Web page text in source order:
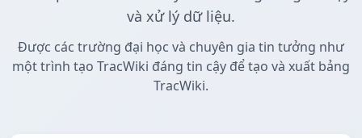
và xử lý dữ liệu.
Được các trường đại học và chuyên gia tin tưởng như
một trình tạo TracWiki đáng tin cậy để tạo và xuất bảng
TracWiki.